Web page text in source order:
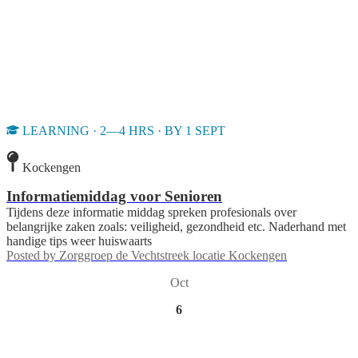
LEARNING · 2—4 HRS · BY 1 SEPT
Kockengen
Informatiemiddag voor Senioren
Tijdens deze informatie middag spreken profesionals over
belangrijke zaken zoals: veiligheid, gezondheid etc. Naderhand met
handige tips weer huiswaarts
Posted by Zorggroep de Vechtstreek locatie Kockengen
Oct
6